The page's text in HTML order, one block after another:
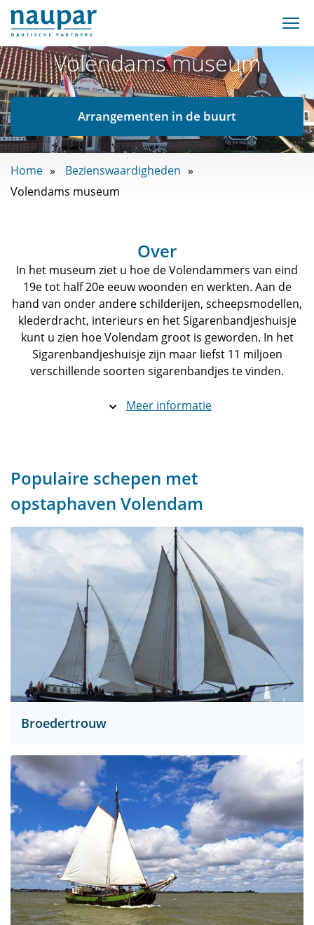
Volendams museum
Arrangementen in de buurt
Home
Bezienswaardigheden
Volendams museum
Over
In het museum ziet u hoe de Volendammers van eind
19e tot half 20e eeuw woonden en werkten. Aan de
hand van onder andere schilderijen, scheepsmodellen,
klederdracht, interieurs en het Sigarenbandjeshuisje
kunt u zien hoe Volendam groot is geworden. In het
Sigarenbandjeshuisje zijn maar liefst 11 miljoen
verschillende soorten sigarenbandjes te vinden.
Meer informatie
Populaire schepen met
opstaphaven Volendam
Broedertrouw